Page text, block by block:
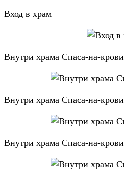
Вход в храм
Внутри храма Спаса-на-крови
Внутри храма Спаса-на-крови
Внутри храма Спаса-на-крови